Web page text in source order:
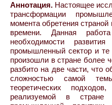
Аннотация. Настоящее
трансформации
момента обретения
времени. Данная
необходимости
промышленный сектор и те
произошли в стране более
разбито на две части, что
сложностью самой
теоретических
реализуемой в стране